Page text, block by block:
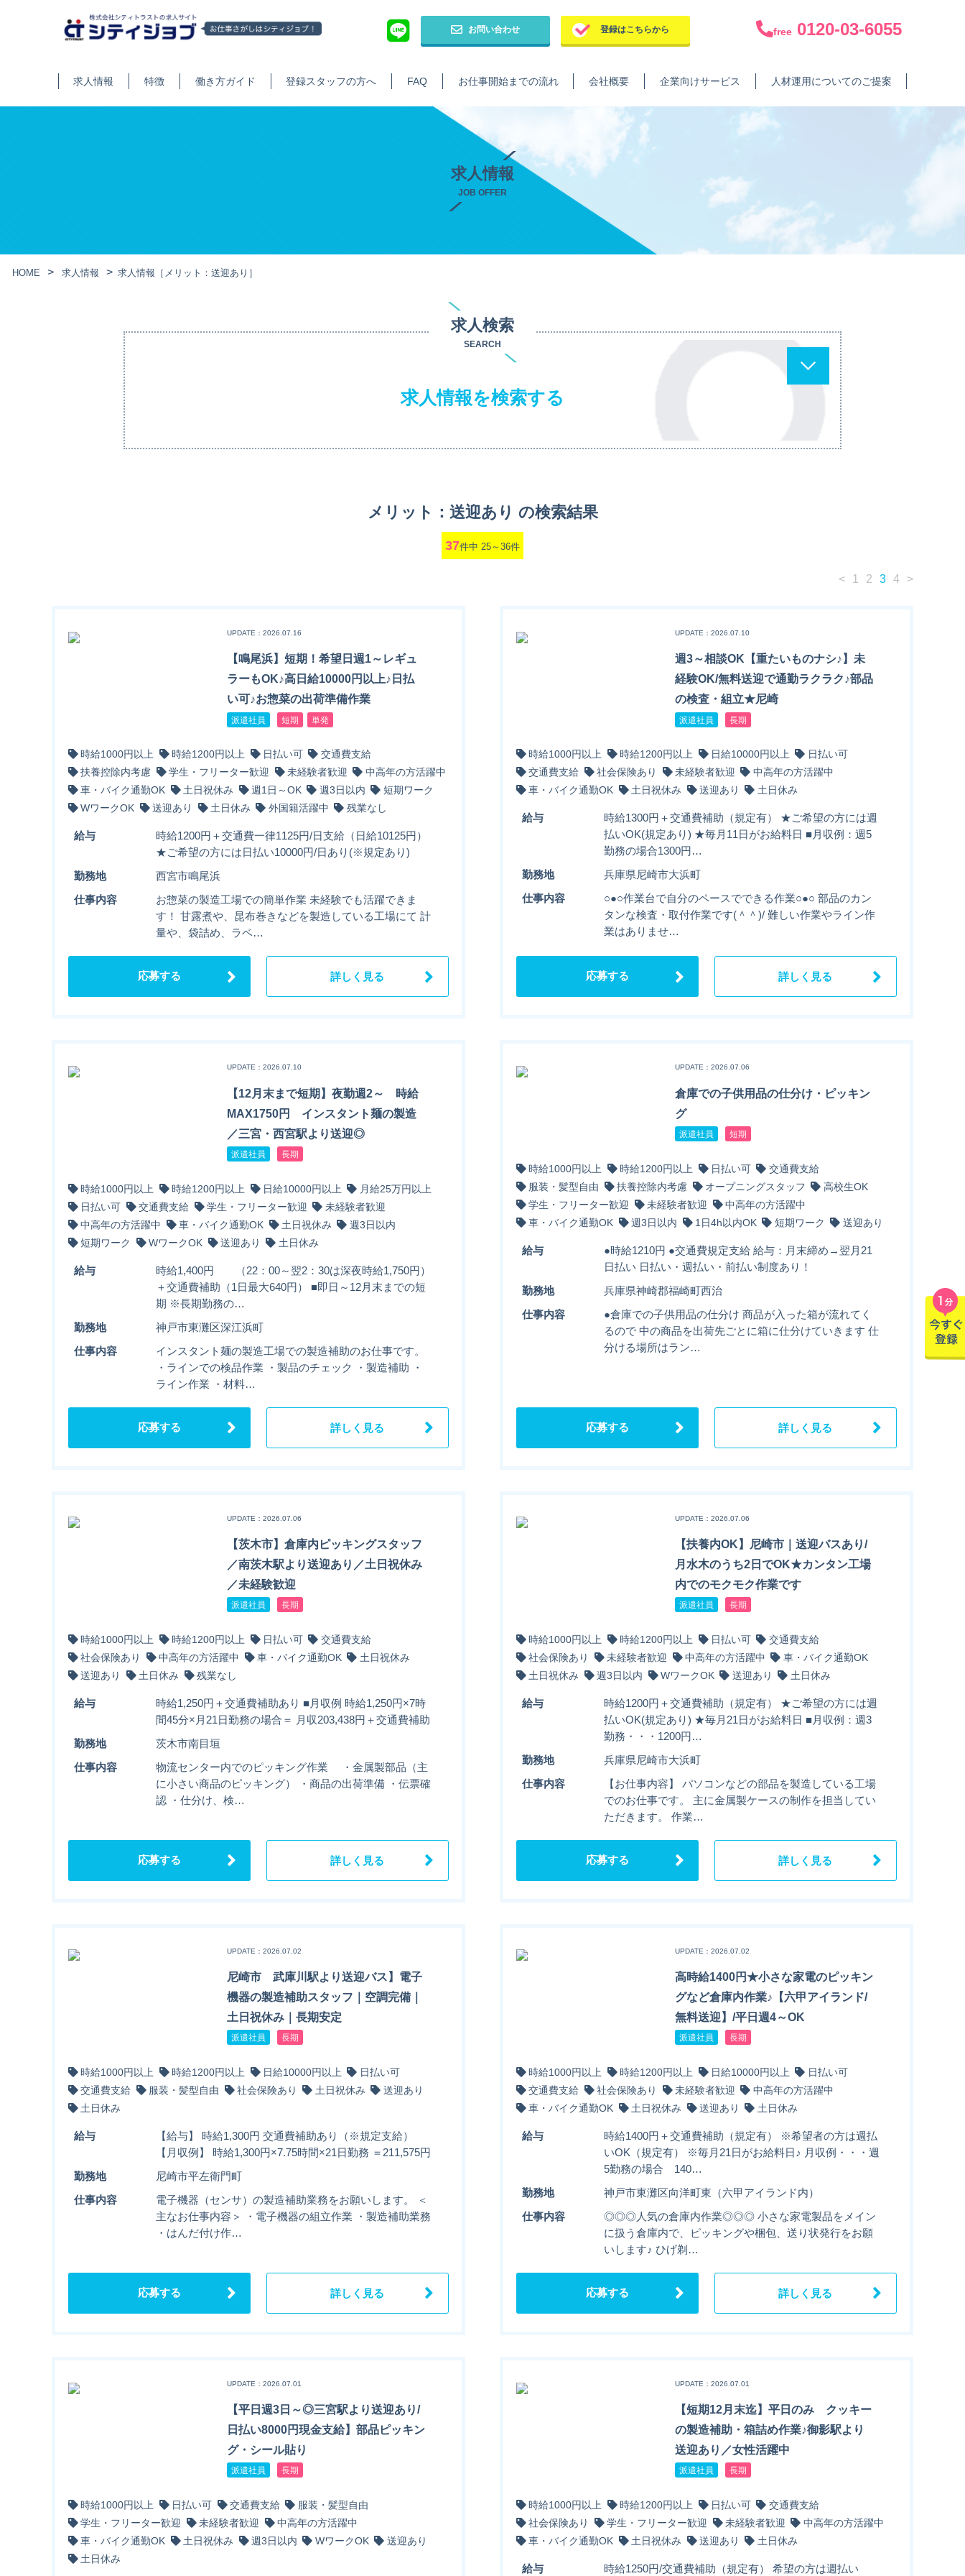
お問い合わせ 登録はこちらから free 0120-03-6055
求人情報 特徴 働き方ガイド 登録スタッフの方へ FAQ お仕事開始までの流れ 会社概要 企業向けサービス 人材運用についてのご提案
求人情報
JOB OFFER
HOME 求人情報 求人情報［メリット：送迎あり］
求人検索
SEARCH
求人情報を検索する
メリット：送迎あり の検索結果
37件中 25～36件
< 1 2 3 4 >
UPDATE：2026.07.16
【鳴尾浜】短期！希望日週1～レギュ
ラーもOK♪高日給10000円以上♪日払
い可♪お惣菜の出荷準備作業
派遣社員 短期 単発
時給1000円以上 時給1200円以上 日払い可
交通費支給
扶養控除内考慮
学生・フリーター歓迎 未経験者歓迎
中高年の方活躍中
車・バイク通勤OK
土日祝休み 週1日～OK 週3日以内
短期ワーク
WワークOK
送迎あり 土日休み 外国籍活躍中 残業なし
給与
時給1200円＋交通費一律1125円/日支給（日給10125円）
★ご希望の方には日払い10000円/日あり(※規定あり)
勤務地 西宮市鳴尾浜
仕事内容
お惣菜の製造工場での簡単作業 未経験でも活躍できま
す！ 甘露煮や、昆布巻きなどを製造している工場にて 計
量や、袋詰め、ラベ…
応募する 詳しく見る
UPDATE：2026.07.10
週3～相談OK【重たいものナシ♪】未
経験OK/無料送迎で通勤ラクラク♪部品
の検査・組立★尼崎
派遣社員 長期
時給1000円以上 時給1200円以上 日給10000円以上
日払い可
交通費支給
社会保険あり 未経験者歓迎
中高年の方活躍中
車・バイク通勤OK
土日祝休み 送迎あり 土日休み
給与
時給1300円＋交通費補助（規定有） ★ご希望の方には週
払いOK(規定あり) ★毎月11日がお給料日 ■月収例：週5
勤務の場合1300円…
勤務地 兵庫県尼崎市大浜町
仕事内容
○●○作業台で自分のペースでできる作業○●○ 部品のカン
タンな検査・取付作業です(＾＾)/ 難しい作業やライン作
業はありませ…
応募する 詳しく見る
UPDATE：2026.07.10
【12月末まで短期】夜勤週2～ 時給
MAX1750円 インスタント麺の製造
／三宮・西宮駅より送迎◎
派遣社員 長期
時給1000円以上 時給1200円以上 日給10000円以上
月給25万円以上
日払い可
交通費支給 学生・フリーター歓迎
未経験者歓迎
中高年の方活躍中
車・バイク通勤OK 土日祝休み
週3日以内
短期ワーク
WワークOK 送迎あり 土日休み
給与
時給1,400円 （22：00～翌2：30は深夜時給1,750円）
＋交通費補助（1日最大640円） ■即日～12月末までの短
期 ※長期勤務の…
勤務地 神戸市東灘区深江浜町
仕事内容
インスタント麺の製造工場での製造補助のお仕事です。
・ラインでの検品作業 ・製品のチェック ・製造補助 ・
ライン作業 ・材料…
応募する 詳しく見る
UPDATE：2026.07.06
倉庫での子供用品の仕分け・ピッキン
グ
派遣社員 短期
時給1000円以上 時給1200円以上 日払い可
交通費支給
服装・髪型自由
扶養控除内考慮 オープニングスタッフ
高校生OK
学生・フリーター歓迎
未経験者歓迎
中高年の方活躍中
車・バイク通勤OK
週3日以内 1日4h以内OK 短期ワーク 送迎あり
給与
●時給1210円 ●交通費規定支給 給与：月末締め→翌月21
日払い 日払い・週払い・前払い制度あり！
勤務地 兵庫県神崎郡福崎町西治
仕事内容
●倉庫での子供用品の仕分け 商品が入った箱が流れてく
るので 中の商品を出荷先ごとに箱に仕分けていきます 仕
分ける場所はラン…
応募する 詳しく見る
UPDATE：2026.07.06
【茨木市】倉庫内ピッキングスタッフ
／南茨木駅より送迎あり／土日祝休み
／未経験歓迎
派遣社員 長期
時給1000円以上 時給1200円以上 日払い可
交通費支給
社会保険あり
中高年の方活躍中 車・バイク通勤OK
土日祝休み
送迎あり
土日休み 残業なし
給与
時給1,250円＋交通費補助あり ■月収例 時給1,250円×7時
間45分×月21日勤務の場合＝ 月収203,438円＋交通費補助
勤務地 茨木市南目垣
仕事内容
物流センター内でのピッキング作業 ・金属製部品（主
に小さい商品のピッキング） ・商品の出荷準備 ・伝票確
認 ・仕分け、検…
応募する 詳しく見る
UPDATE：2026.07.06
【扶養内OK】尼崎市｜送迎バスあり/
月水木のうち2日でOK★カンタン工場
内でのモクモク作業です
派遣社員 長期
時給1000円以上 時給1200円以上 日払い可
交通費支給
社会保険あり
未経験者歓迎 中高年の方活躍中
車・バイク通勤OK
土日祝休み
週3日以内 WワークOK 送迎あり 土日休み
給与
時給1200円＋交通費補助（規定有） ★ご希望の方には週
払いOK(規定あり) ★毎月21日がお給料日 ■月収例：週3
勤務・・・1200円…
勤務地 兵庫県尼崎市大浜町
仕事内容
【お仕事内容】 パソコンなどの部品を製造している工場
でのお仕事です。 主に金属製ケースの制作を担当してい
ただきます。 作業…
応募する 詳しく見る
UPDATE：2026.07.02
尼崎市 武庫川駅より送迎バス】電子
機器の製造補助スタッフ｜空調完備｜
土日祝休み｜長期安定
派遣社員 長期
時給1000円以上 時給1200円以上 日給10000円以上
日払い可
交通費支給
服装・髪型自由 社会保険あり 土日祝休み
送迎あり
土日休み
給与
【給与】 時給1,300円 交通費補助あり（※規定支給）
【月収例】 時給1,300円×7.75時間×21日勤務 ＝211,575円
勤務地 尼崎市平左衛門町
仕事内容
電子機器（センサ）の製造補助業務をお願いします。 ＜
主なお仕事内容＞ ・電子機器の組立作業 ・製造補助業務
・はんだ付け作…
応募する 詳しく見る
UPDATE：2026.07.02
高時給1400円★小さな家電のピッキン
グなど倉庫内作業♪【六甲アイランド/
無料送迎】/平日週4～OK
派遣社員 長期
時給1000円以上 時給1200円以上 日給10000円以上
日払い可
交通費支給
社会保険あり 未経験者歓迎
中高年の方活躍中
車・バイク通勤OK
土日祝休み 送迎あり 土日休み
給与
時給1400円＋交通費補助（規定有） ※希望者の方は週払
いOK（規定有） ※毎月21日がお給料日♪ 月収例・・・週
5勤務の場合 140…
勤務地 神戸市東灘区向洋町東（六甲アイランド内）
仕事内容
◎◎◎人気の倉庫内作業◎◎◎ 小さな家電製品をメイン
に扱う倉庫内で、ピッキングや梱包、送り状発行をお願
いします♪ ひげ剃…
応募する 詳しく見る
UPDATE：2026.07.01
【平日週3日～◎三宮駅より送迎あり/
日払い8000円現金支給】部品ピッキン
グ・シール貼り
派遣社員 長期
時給1000円以上 日払い可 交通費支給
服装・髪型自由
学生・フリーター歓迎
未経験者歓迎
中高年の方活躍中
車・バイク通勤OK
土日祝休み 週3日以内 WワークOK
送迎あり
土日休み
UPDATE：2026.07.01
【短期12月末迄】平日のみ クッキー
の製造補助・箱詰め作業♪御影駅より
送迎あり／女性活躍中
派遣社員 長期
時給1000円以上 時給1200円以上 日払い可
交通費支給
社会保険あり
学生・フリーター歓迎 未経験者歓迎
中高年の方活躍中
車・バイク通勤OK
土日祝休み 送迎あり 土日休み
給与 時給1250円/交通費補助（規定有） 希望の方は週払い